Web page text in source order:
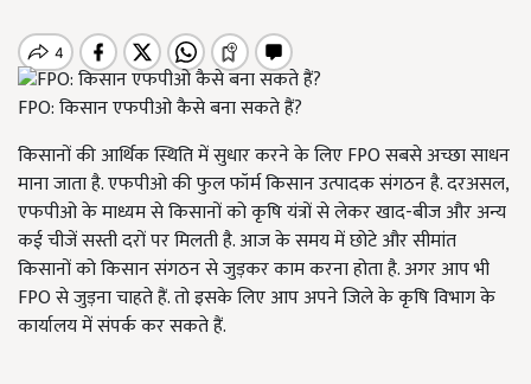
FPO: किसान एफपीओ कैसे बना सकते हैं?
किसानों की आर्थिक स्थिति में सुधार करने के लिए FPO सबसे अच्छा साधन
माना जाता है. एफपीओ की फुल फॉर्म किसान उत्पादक संगठन है. दरअसल,
एफपीओ के माध्यम से किसानों को कृषि यंत्रों से लेकर खाद-बीज और अन्य
कई चीजें सस्ती दरों पर मिलती है. आज के समय में छोटे और सीमांत
किसानों को किसान संगठन से जुड़कर काम करना होता है. अगर आप भी
FPO से जुड़ना चाहते हैं. तो इसके लिए आप अपने जिले के कृषि विभाग के
कार्यालय में संपर्क कर सकते हैं.